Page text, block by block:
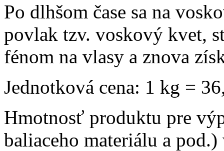
Po dlhšom čase sa na
povlak tzv. voskový kvet,
fénom na vlasy a znova
Jednotková cena: 1 kg =
Hmotnosť produktu pre
baliaceho materiálu a